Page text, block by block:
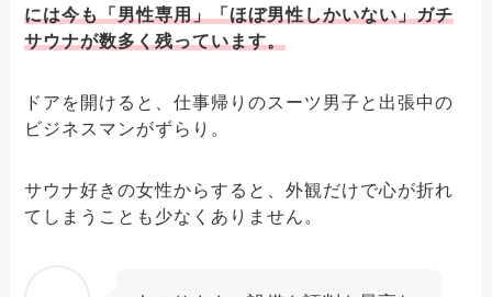
には今も「男性専用」「ほぼ男性しかいない」ガチ
サウナが数多く残っています。
ドアを開けると、仕事帰りのスーツ男子と出張中の
ビジネスマンがずらり。
サウナ好きの女性からすると、外観だけで心が折れ
てしまうことも少なくありません。